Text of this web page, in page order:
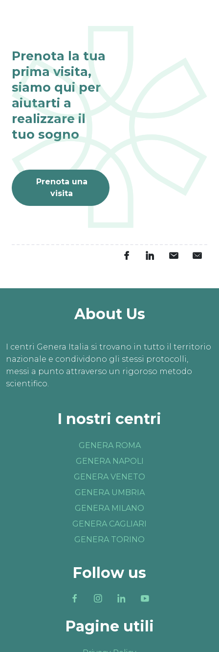
Prenota la tua
prima visita,
siamo qui per
aiutarti a
realizzare il
tuo sogno
Prenota una
visita
About Us
I centri Genera Italia si trovano in tutto il territorio
nazionale e condividono gli stessi protocolli,
messi a punto attraverso un rigoroso metodo
scientifico.
I nostri centri
GENERA ROMA
GENERA NAPOLI
GENERA VENETO
GENERA UMBRIA
GENERA MILANO
GENERA CAGLIARI
GENERA TORINO
Follow us
Pagine utili